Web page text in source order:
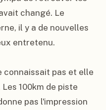
changé. Le
il y a de nouvelles
entretenu.
connaissait pas et elle
100km de piste
pas l'impression